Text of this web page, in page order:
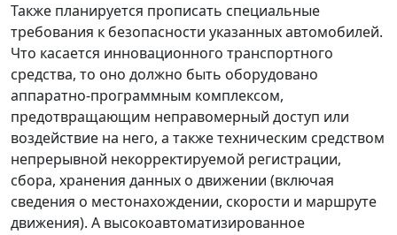
Также планируется прописать специальные
требования к безопасности указанных автомобилей.
Что касается инновационного транспортного
средства, то оно должно быть оборудовано
аппаратно-программным комплексом,
предотвращающим неправомерный доступ или
воздействие на него, а также техническим средством
непрерывной некорректируемой регистрации,
сбора, хранения данных о движении (включая
сведения о местонахождении, скорости и маршруте
движения). А высокоавтоматизированное